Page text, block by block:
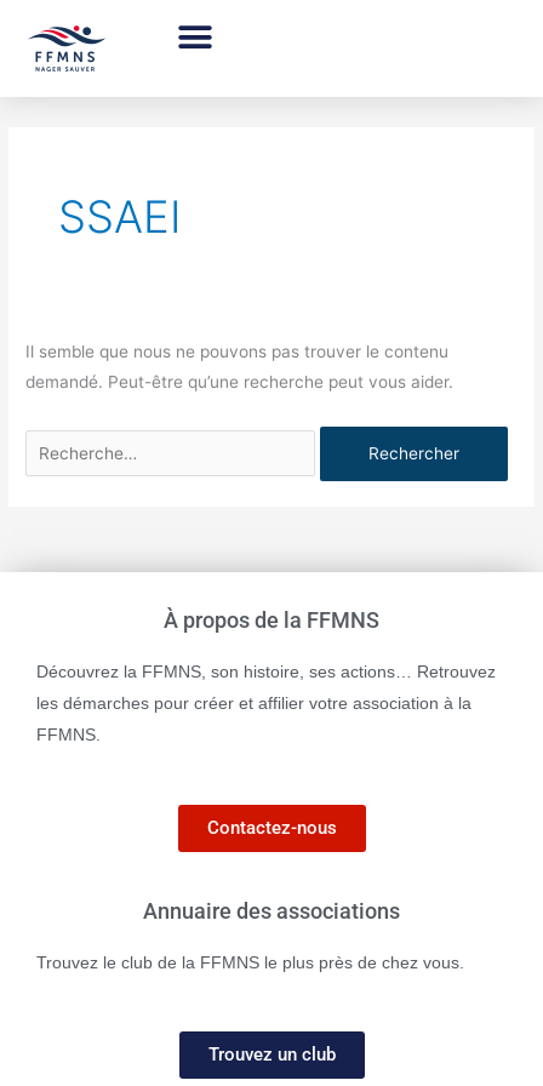
contenu
SSAEI
Il semble que nous ne pouvons pas trouver le contenu
demandé. Peut-être qu’une recherche peut vous aider.
Rechercher :
À propos de la FFMNS
Découvrez la FFMNS, son histoire, ses actions… Retrouvez
les démarches pour créer et affilier votre association à la
FFMNS.
Contactez-nous
Annuaire des associations
Trouvez le club de la FFMNS le plus près de chez vous.
Trouvez un club